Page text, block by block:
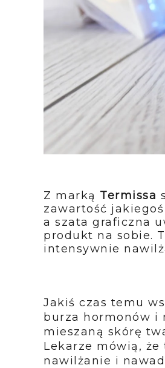
Z marką Termissa
zawartość
a szata graficzna
produkt na sobie.
intensywnie
Jakiś czas temu
burza hormonów i
mieszaną skórę
Lekarze mówią,
nawilżanie i